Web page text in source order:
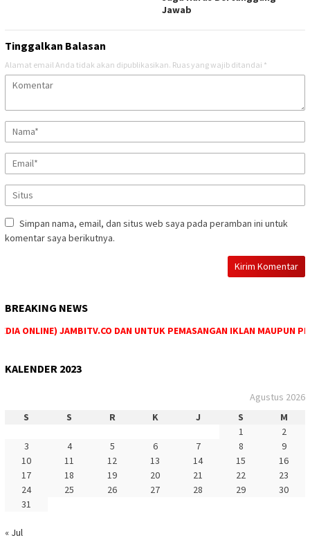
Jawab
Tinggalkan Balasan
Alamat email Anda tidak akan dipublikasikan. Ruas yang wajib ditandai *
Simpan nama, email, dan situs web saya pada peramban ini untuk
komentar saya berikutnya.
BREAKING NEWS
ONLINE) JAMBITV.CO DAN UNTUK PEMASANGAN IKLAN MAUPUN
KALENDER 2023
Agustus 2026
S
S R K J S
M
1
2
3
4 5 6 7 8
9
10
11 12 13 14 15
16
17
18 19 20 21 22
23
24
25 26 27 28 29
30
31
« Jul